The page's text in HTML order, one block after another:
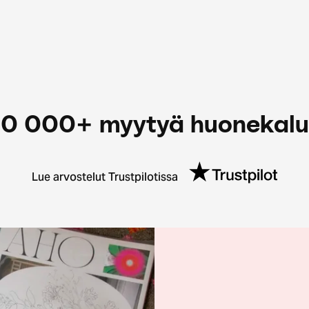
000+ myytyä
Lue arvostelut Trustpilotissa